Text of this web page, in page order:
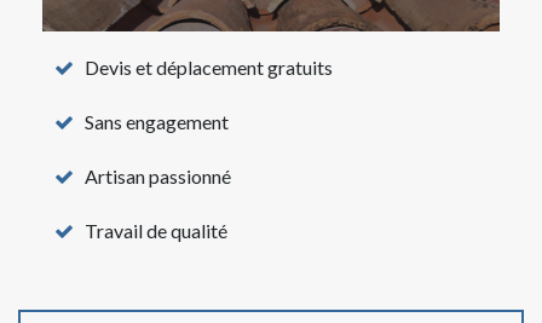
Devis et déplacement gratuits
Sans engagement
Artisan passionné
Travail de qualité